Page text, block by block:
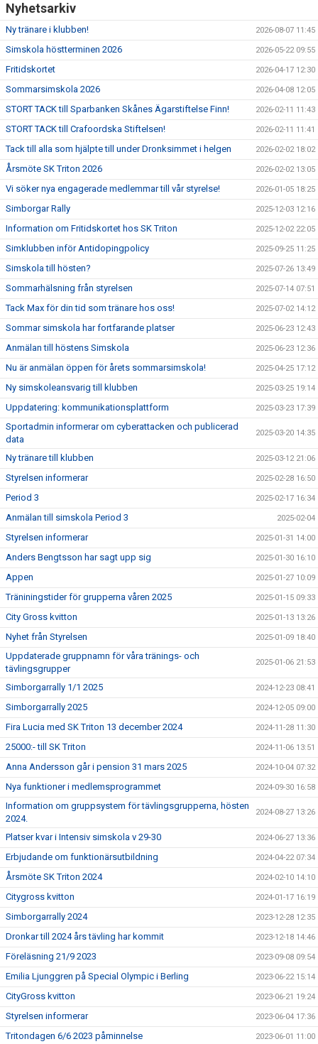
Nyhetsarkiv
Ny tränare i klubben! 2026-08-07 11:45
Simskola höstterminen 2026 2026-05-22 09:55
Fritidskortet 2026-04-17 12:30
Sommarsimskola 2026 2026-04-08 12:05
STORT TACK till Sparbanken Skånes Ägarstiftelse Finn! 2026-02-11 11:43
STORT TACK till Crafoordska Stiftelsen! 2026-02-11 11:41
Tack till alla som hjälpte till under Dronksimmet i helgen 2026-02-02 18:02
Årsmöte SK Triton 2026 2026-02-02 13:05
Vi söker nya engagerade medlemmar till vår styrelse! 2026-01-05 18:25
Simborgar Rally 2025-12-03 12:16
Information om Fritidskortet hos SK Triton 2025-12-02 22:05
Simklubben inför Antidopingpolicy 2025-09-25 11:25
Simskola till hösten? 2025-07-26 13:49
Sommarhälsning från styrelsen 2025-07-14 07:51
Tack Max för din tid som tränare hos oss! 2025-07-02 14:12
Sommar simskola har fortfarande platser 2025-06-23 12:43
Anmälan till höstens Simskola 2025-06-23 12:36
Nu är anmälan öppen för årets sommarsimskola! 2025-04-25 17:12
Ny simskoleansvarig till klubben 2025-03-25 19:14
Uppdatering: kommunikationsplattform 2025-03-23 17:39
Sportadmin informerar om cyberattacken och publicerad
data
2025-03-20 14:35
Ny tränare till klubben 2025-03-12 21:06
Styrelsen informerar 2025-02-28 16:50
Period 3 2025-02-17 16:34
Anmälan till simskola Period 3 2025-02-04
Styrelsen informerar 2025-01-31 14:00
Anders Bengtsson har sagt upp sig 2025-01-30 16:10
Appen 2025-01-27 10:09
Träniningstider för grupperna våren 2025 2025-01-15 09:33
City Gross kvitton 2025-01-13 13:26
Nyhet från Styrelsen 2025-01-09 18:40
Uppdaterade gruppnamn för våra tränings- och
tävlingsgrupper
2025-01-06 21:53
Simborgarrally 1/1 2025 2024-12-23 08:41
Simborgarrally 2025 2024-12-05 09:00
Fira Lucia med SK Triton 13 december 2024 2024-11-28 11:30
25000:- till SK Triton 2024-11-06 13:51
Anna Andersson går i pension 31 mars 2025 2024-10-04 07:32
Nya funktioner i medlemsprogrammet 2024-09-30 16:58
Information om gruppsystem för tävlingsgrupperna, hösten
2024.
2024-08-27 13:26
Platser kvar i Intensiv simskola v 29-30 2024-06-27 13:36
Erbjudande om funktionärsutbildning 2024-04-22 07:34
Årsmöte SK Triton 2024 2024-02-10 14:10
Citygross kvitton 2024-01-17 16:19
Simborgarrally 2024 2023-12-28 12:35
Dronkar till 2024 års tävling har kommit 2023-12-18 14:46
Föreläsning 21/9 2023 2023-09-08 09:54
Emilia Ljunggren på Special Olympic i Berling 2023-06-22 15:14
CityGross kvitton 2023-06-21 19:24
Styrelsen informerar 2023-06-04 17:36
Tritondagen 6/6 2023 påminnelse 2023-06-01 11:00